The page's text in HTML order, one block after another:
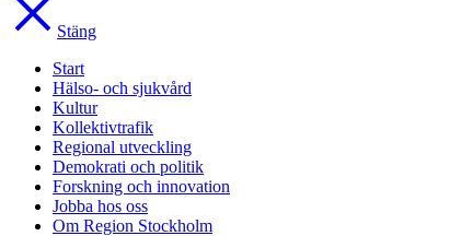
Stäng
Start
Hälso- och sjukvård
Kultur
Kollektivtrafik
Regional utveckling
Demokrati och politik
Forskning och innovation
Jobba hos oss
Om Region Stockholm